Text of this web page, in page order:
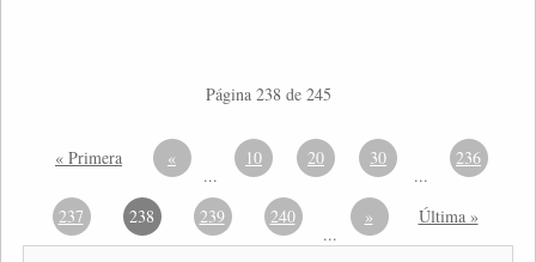
Página 238 de 245
« Primera «
...
10 20 30
...
236
237 238 239 240
...
» Última »